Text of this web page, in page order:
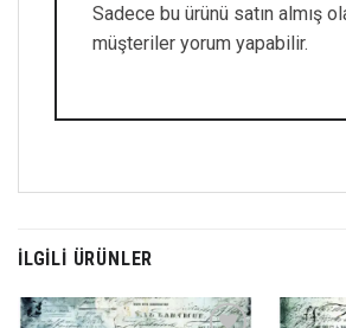
Sadece bu ürünü satın almış
müşteriler yorum yapabilir.
İLGILI ÜRÜNLER